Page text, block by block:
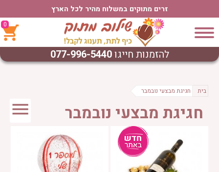
זרים מתוקים במשלוח מהיר לכל הארץ
0
להזמנות חייגו077-996-5440
בית חגיגת מבצעי נובמבר
חגיגת מבצעי נובמבר